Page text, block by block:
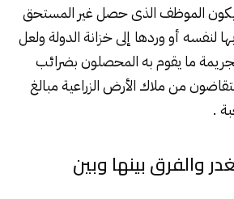
الموظف الذى حصل غير المستحق
لنفسه أو وردها إلى خزانة الدولة ولعل
ما يقوم به المحصلون بضرائب
يتقاضون من ملاك الأرض الزراعية مبالغ
.
والفرق بينها وبين